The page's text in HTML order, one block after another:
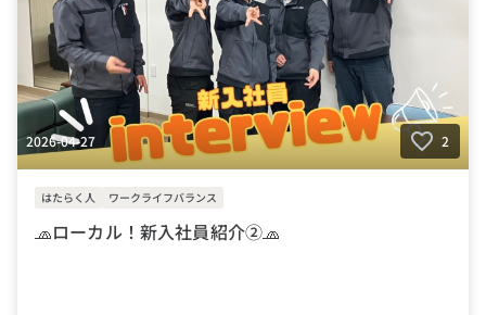
2026-04-27 2
はたらく人 ワークライフバランス
🧢ローカル！新入社員紹介②🧢